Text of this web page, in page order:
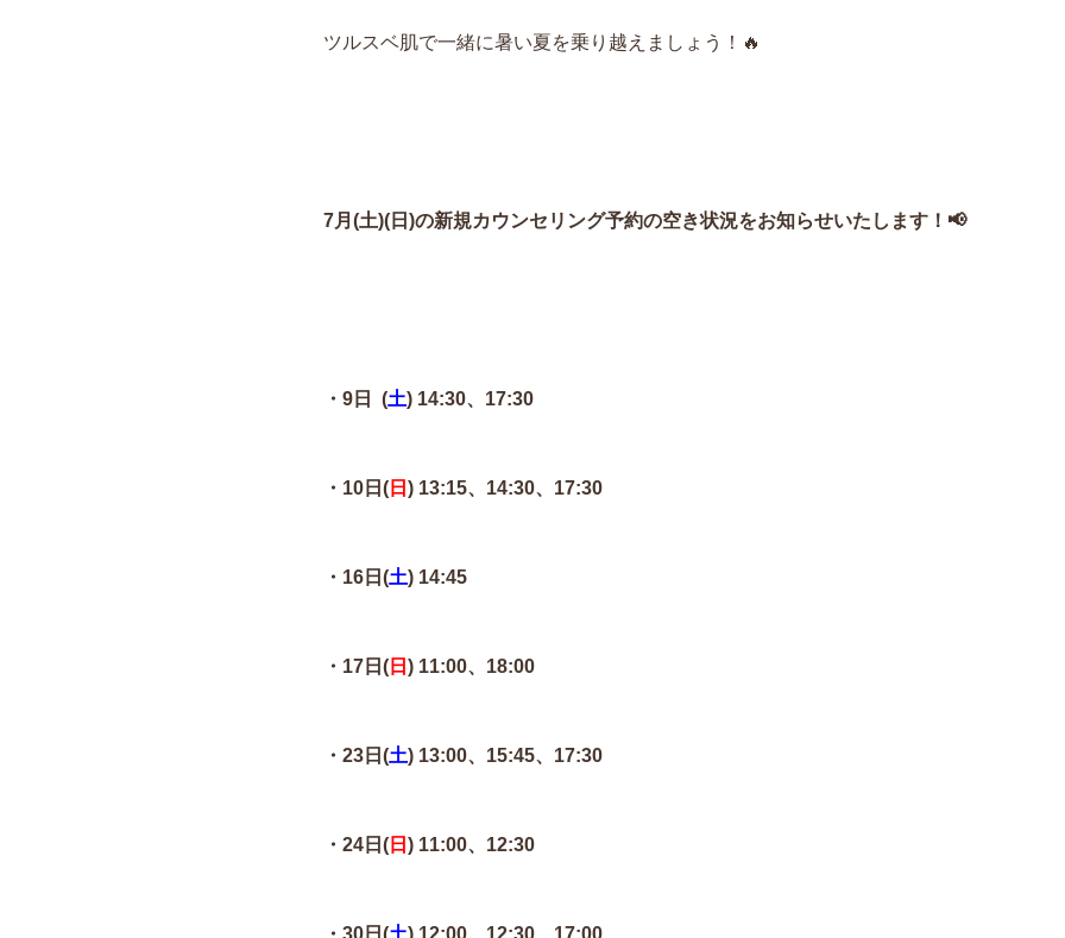
ツルスベ肌で一緒に暑い夏を乗り越えましょう！🔥
7月(土)(日)の新規カウンセリング予約の空き状況をお知らせいたします！📢
・9日 (土) 14:30、17:30
・10日( 日 ) 13:15、14:30、17:30
・16日(土) 14:45
・17日( 日 ) 11:00、18:00
・23日(土) 13:00、15:45、17:30
・24日( 日 ) 11:00、12:30
・30日(土) 12:00、12:30、17:00